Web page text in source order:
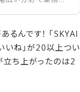
るんです！ 「SKYAI
いね」が20以上つい
立ち上がったのは2